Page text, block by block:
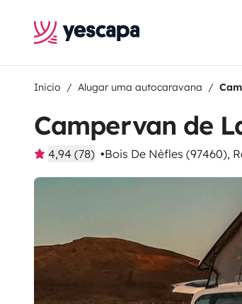
Inicio Alugar uma autocaravana
Campervan de
4,94 (78) Bois De Nèfles (97460),